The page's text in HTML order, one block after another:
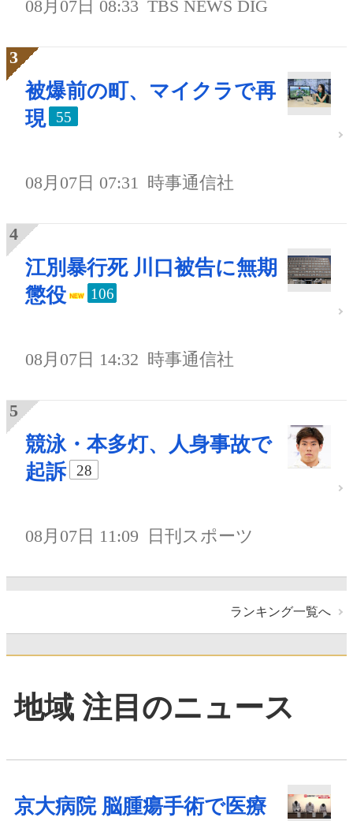
08月07日 08:33 TBS NEWS DIG
被爆前の町、マイクラで再
現
55
08月07日 07:31 時事通信社
江別暴行死 川口被告に無期
懲役
106
08月07日 14:32 時事通信社
競泳・本多灯、人身事故で
起訴
28
08月07日 11:09 日刊スポーツ
ランキング一覧へ
地域 注目のニュース
京大病院 脳腫瘍手術で医療